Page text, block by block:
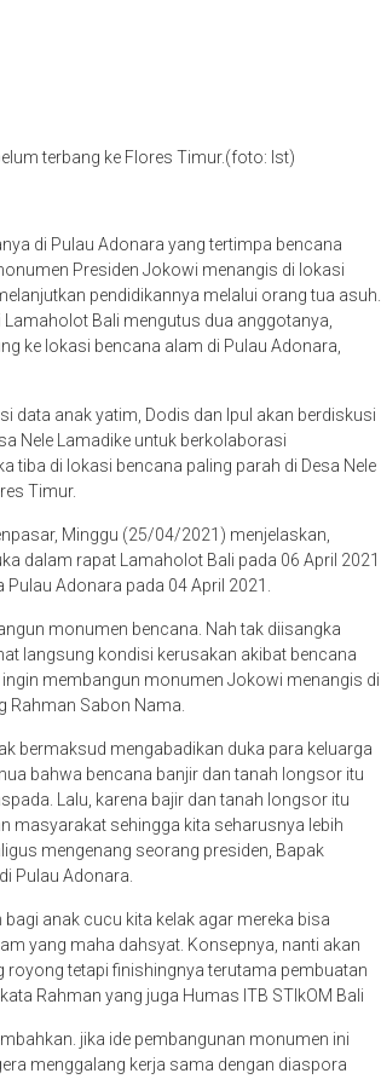
terbang ke Flores Timur.(foto: Ist)
di Pulau Adonara yang tertimpa bencana
Presiden Jokowi menangis di lokasi
pendidikannya melalui orang tua asuh.
Bali mengutus dua anggotanya,
ke lokasi bencana alam di Pulau Adonara,
data anak yatim, Dodis dan Ipul akan berdiskusi
Nele Lamadike untuk berkolaborasi
tiba di lokasi bencana paling parah di Desa Nele
Timur.
Minggu (25/04/2021) menjelaskan,
dalam rapat Lamaholot Bali pada 06 April 2021
Adonara pada 04 April 2021.
monumen bencana. Nah tak diisangka
langsung kondisi kerusakan akibat bencana
membangun monumen Jokowi menangis di
Rahman Sabon Nama.
bermaksud mengabadikan duka para keluarga
bahwa bencana banjir dan tanah longsor itu
Lalu, karena bajir dan tanah longsor itu
masyarakat sehingga kita seharusnya lebih
mengenang seorang presiden, Bapak
Pulau Adonara.
anak cucu kita kelak agar mereka bisa
yang maha dahsyat. Konsepnya, nanti akan
tetapi finishingnya terutama pembuatan
Rahman yang juga Humas ITB STIkOM Bali
jika ide pembangunan monumen ini
menggalang kerja sama dengan diaspora